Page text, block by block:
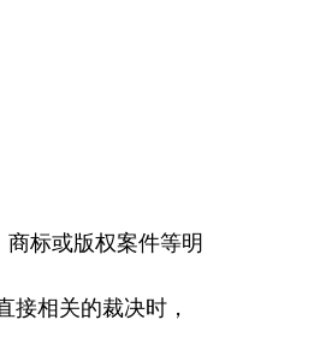
商标或版权案件等明
接相关的裁决时，